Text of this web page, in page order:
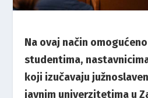
Na ovaj način
studentima,
koji izučavaju
javnim univerzitetima u